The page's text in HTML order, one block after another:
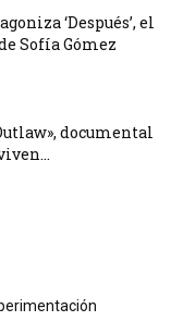
‘Después’, el
Sofía Gómez
documental